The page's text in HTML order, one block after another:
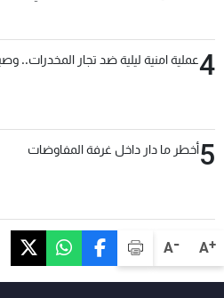
A+
A-
4عملية امنية ليلية ضد تجار المخدرات..
5أخطر ما دار داخل غرفة المفاوضات